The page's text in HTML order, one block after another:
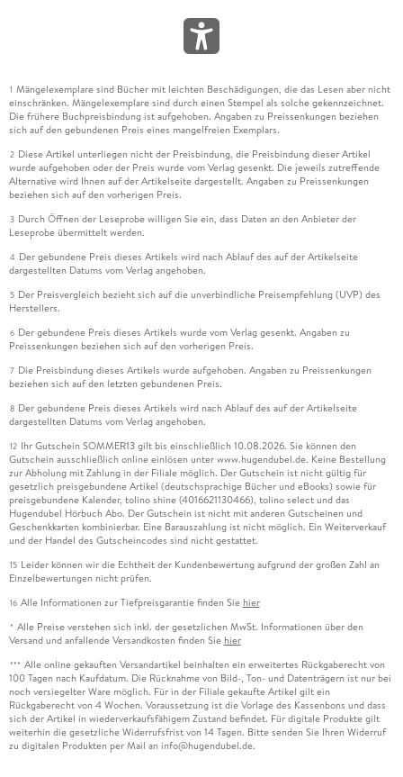
1 Mängelexemplare sind Bücher mit leichten Beschädigungen, die das Lesen aber nicht
einschränken. Mängelexemplare sind durch einen Stempel als solche gekennzeichnet.
Die frühere Buchpreisbindung ist aufgehoben. Angaben zu Preissenkungen beziehen
sich auf den gebundenen Preis eines mangelfreien Exemplars.
2 Diese Artikel unterliegen nicht der Preisbindung, die Preisbindung dieser Artikel
wurde aufgehoben oder der Preis wurde vom Verlag gesenkt. Die jeweils zutreffende
Alternative wird Ihnen auf der Artikelseite dargestellt. Angaben zu Preissenkungen
beziehen sich auf den vorherigen Preis.
3 Durch Öffnen der Leseprobe willigen Sie ein, dass Daten an den Anbieter der
Leseprobe übermittelt werden.
4 Der gebundene Preis dieses Artikels wird nach Ablauf des auf der Artikelseite
dargestellten Datums vom Verlag angehoben.
5 Der Preisvergleich bezieht sich auf die unverbindliche Preisempfehlung (UVP) des
Herstellers.
6 Der gebundene Preis dieses Artikels wurde vom Verlag gesenkt. Angaben zu
Preissenkungen beziehen sich auf den vorherigen Preis.
7 Die Preisbindung dieses Artikels wurde aufgehoben. Angaben zu Preissenkungen
beziehen sich auf den letzten gebundenen Preis.
8 Der gebundene Preis dieses Artikels wird nach Ablauf des auf der Artikelseite
dargestellten Datums vom Verlag angehoben.
12 Ihr Gutschein SOMMER13 gilt bis einschließlich 10.08.2026. Sie können den
Gutschein ausschließlich online einlösen unter www.hugendubel.de. Keine Bestellung
zur Abholung mit Zahlung in der Filiale möglich. Der Gutschein ist nicht gültig für
gesetzlich preisgebundene Artikel (deutschsprachige Bücher und eBooks) sowie für
preisgebundene Kalender, tolino shine (4016621130466), tolino select und das
Hugendubel Hörbuch Abo. Der Gutschein ist nicht mit anderen Gutscheinen und
Geschenkkarten kombinierbar. Eine Barauszahlung ist nicht möglich. Ein Weiterverkauf
und der Handel des Gutscheincodes sind nicht gestattet.
15 Leider können wir die Echtheit der Kundenbewertung aufgrund der großen Zahl an
Einzelbewertungen nicht prüfen.
16 Alle Informationen zur Tiefpreisgarantie finden Sie hier
* Alle Preise verstehen sich inkl. der gesetzlichen MwSt. Informationen über den
Versand und anfallende Versandkosten finden Sie hier
*** Alle online gekauften Versandartikel beinhalten ein erweitertes Rückgaberecht von
100 Tagen nach Kaufdatum. Die Rücknahme von Bild-, Ton- und Datenträgern ist nur bei
noch versiegelter Ware möglich. Für in der Filiale gekaufte Artikel gilt ein
Rückgaberecht von 4 Wochen. Voraussetzung ist die Vorlage des Kassenbons und dass
sich der Artikel in wiederverkaufsfähigem Zustand befindet. Für digitale Produkte gilt
weiterhin die gesetzliche Widerrufsfrist von 14 Tagen. Bitte senden Sie Ihren Widerruf
zu digitalen Produkten per Mail an info@hugendubel.de.